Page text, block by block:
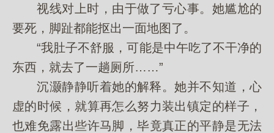
视线对上时，由于做了亏心事。她尴尬的
要死，脚趾都能抠出一面地图了。
“我肚子不舒服，可能是中午吃了不干净的
东西，就去了一趟厕所……”
沉灏静静听着她的解释。她并不知道，心
虚的时候，就算再怎么努力装出镇定的样子，
也难免露出些许马脚，毕竟真正的平静是无法